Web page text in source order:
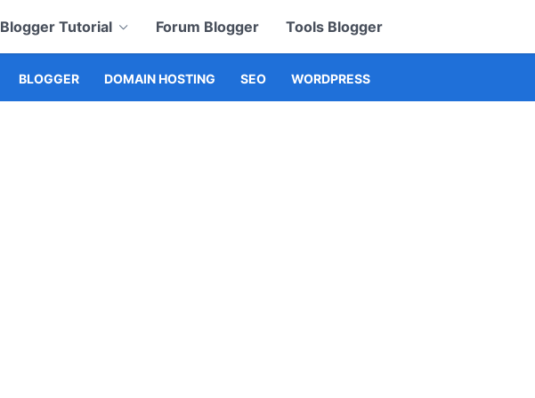
Blogger Tutorial Forum Blogger Tools Blogger
BLOGGER DOMAIN HOSTING SEO WORDPRESS